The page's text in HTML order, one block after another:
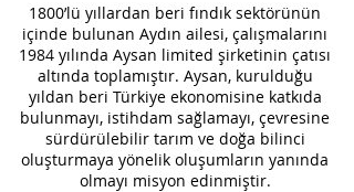
1800’lü yıllardan beri fındık sektörünün
içinde bulunan Aydın ailesi, çalışmalarını
1984 yılında Aysan limited şirketinin çatısı
altında toplamıştır. Aysan, kurulduğu
yıldan beri Türkiye ekonomisine katkıda
bulunmayı, istihdam sağlamayı, çevresine
sürdürülebilir tarım ve doğa bilinci
oluşturmaya yönelik oluşumların yanında
olmayı misyon edinmiştir.